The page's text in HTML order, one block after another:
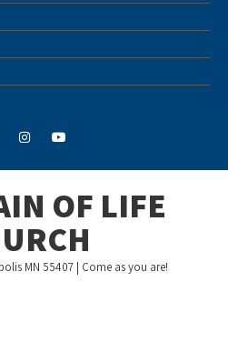
OF LIFE
MN 55407 | Come as you are!